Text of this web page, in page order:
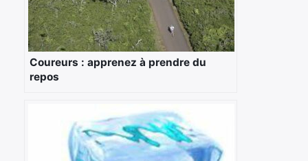
Coureurs : apprenez à prendre du
repos